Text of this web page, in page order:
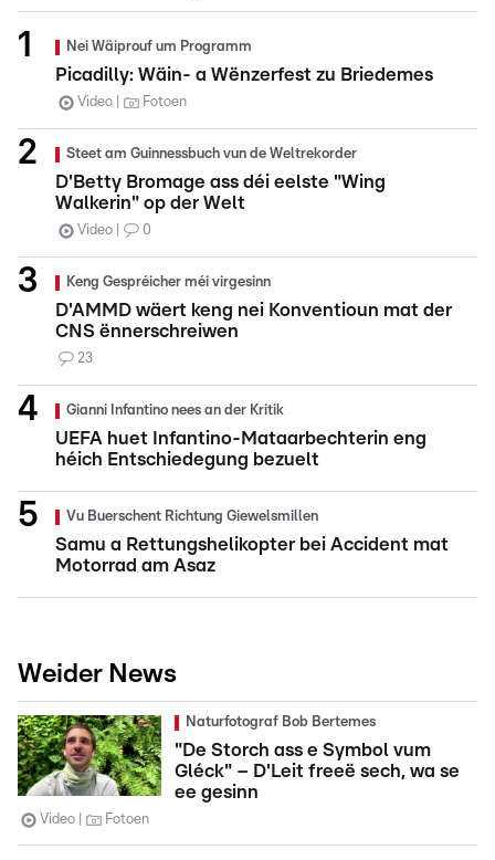
Nei Wäiprouf um Programm
Picadilly: Wäin- a Wënzerfest zu Briedemes
Video Fotoen
Steet am Guinnessbuch vun de Weltrekorder
D'Betty Bromage ass déi eelste "Wing
Walkerin" op der Welt
Video 0
Keng Gespréicher méi virgesinn
D'AMMD wäert keng nei Konventioun mat der
CNS ënnerschreiwen
23
Gianni Infantino nees an der Kritik
UEFA huet Infantino-Mataarbechterin eng
héich Entschiedegung bezuelt
Vu Buerschent Richtung Giewelsmillen
Samu a Rettungshelikopter bei Accident mat
Motorrad am Asaz
Weider News
Naturfotograf Bob Bertemes
"De Storch ass e Symbol vum
Gléck" – D'Leit freeë sech, wa se
ee gesinn
Video Fotoen